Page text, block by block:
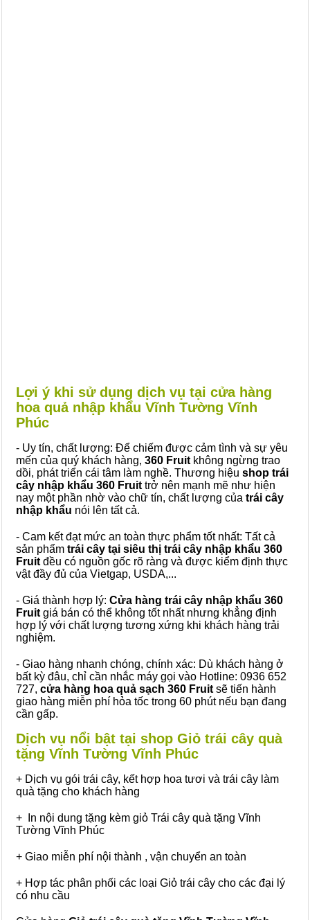
Lợi ý khi sử dụng dịch vụ tại cửa hàng
hoa quả nhập khẩu Vĩnh Tường Vĩnh
Phúc
- Uy tín, chất lượng: Để chiếm được cảm tình và sự yêu
mến của quý khách hàng, 360 Fruit không ngừng trao
dồi, phát triển cái tâm làm nghề. Thương hiệu shop trái
cây nhập khẩu 360 Fruit trở nên mạnh mẽ như hiện
nay một phần nhờ vào chữ tín, chất lượng của trái cây
nhập khẩu nói lên tất cả.
- Cam kết đạt mức an toàn thực phẩm tốt nhất: Tất cả
sản phẩm trái cây tại siêu thị trái cây nhập khẩu 360
Fruit đều có nguồn gốc rõ ràng và được kiểm định thực
vật đầy đủ của Vietgap, USDA,...
- Giá thành hợp lý: Cửa hàng trái cây nhập khẩu 360
Fruit giá bán có thể không tốt nhất nhưng khẳng định
hợp lý với chất lượng tương xứng khi khách hàng trải
nghiệm.
- Giao hàng nhanh chóng, chính xác: Dù khách hàng ở
bất kỳ đâu, chỉ cần nhắc máy gọi vào Hotline: 0936 652
727, cửa hàng hoa quả sạch 360 Fruit sẽ tiến hành
giao hàng miễn phí hỏa tốc trong 60 phút nếu bạn đang
cần gấp.
Dịch vụ nổi bật tại shop Giỏ trái cây quà
tặng Vĩnh Tường Vĩnh Phúc
+ Dịch vụ gói trái cây, kết hợp hoa tươi và trái cây làm
quà tặng cho khách hàng
+ In nội dung tặng kèm giỏ Trái cây quà tặng Vĩnh
Tường Vĩnh Phúc
+ Giao miễn phí nội thành , vận chuyển an toàn
+ Hợp tác phân phối các loại Giỏ trái cây cho các đại lý
có nhu cầu